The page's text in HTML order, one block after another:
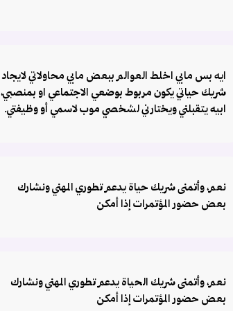
ايه بس مابي اخلط العوالم ببعض مابي محاولاتي لايجاد
شريك حياتي يكون مربوط بوضعي الاجتماعي او بمنصبي،
ابيه يتقبلني ويختارني لشخصي موب لاسمي أو وظيفتي.
نعم، وأتمنى شريك حياة يدعم تطوري المهني ونشارك
بعض حضور المؤتمرات إذا أمكن
نعم، وأتمنى شريك الحياة يدعم تطوري المهني ونشارك
بعض حضور المؤتمرات إذا أمكن